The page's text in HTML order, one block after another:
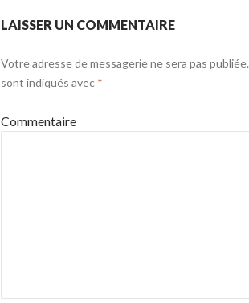
LAISSER UN COMMENTAIRE
Votre adresse de messagerie ne sera pas publiée.
sont indiqués avec *
Commentaire